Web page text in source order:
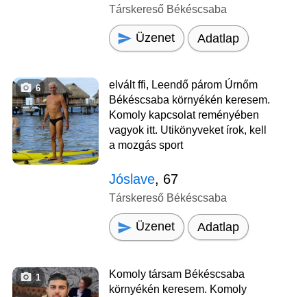
Társkereső Békéscsaba
Üzenet Adatlap
6
elvált ffi, Leendő párom Úrnőm
Békéscsaba környékén keresem.
Komoly kapcsolat reményében
vagyok itt. Utikönyveket írok, kell
a mozgás sport
Jóslave, 67
Társkereső Békéscsaba
Üzenet Adatlap
1
Komoly társam Békéscsaba
környékén keresem. Komoly